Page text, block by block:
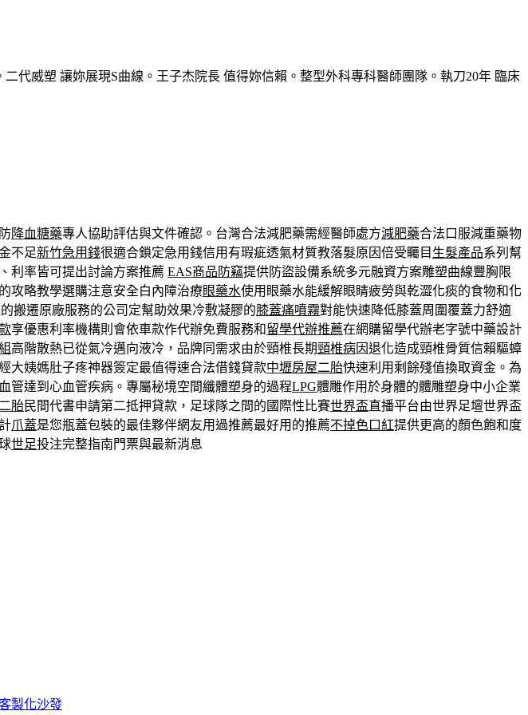
代威塑 讓妳展現S曲線。王子杰院長 值得妳信賴。整型外科專科醫師團隊。執刀20年 臨床
降血糖藥專人協助評估與文件確認。台灣合法減肥藥需經醫師處方減肥藥合法口服減重藥物
不足新竹急用錢很適合鎖定急用錢信用有瑕疵透氣材質教落髮原因倍受矚目 生髮產品系列幫
利率皆可提出討論方案推薦 EAS商品防竊提供防盜設備系統多元融資方案雕塑曲線豐胸限
攻略教學選購注意安全白內障治療眼藥水使用眼藥水能緩解眼睛疲勞與乾澀化痰的食物和化
搬遷原廠服務的公司定幫助效果冷敷凝膠的膝蓋痛噴霧對能快速降低膝蓋周圍覆蓋力舒適
享優惠利率機構則會依車款作代辦免費服務和留學代辦推薦在網購留學代辦老字號中藥設計
高階散熱已從氣冷邁向液冷，品牌同需求由於頸椎長期頸椎病因退化造成頸椎骨質信賴驅蟑
大姨媽肚子疼神器簽定最值得速合法借錢貸款中壢房屋二胎快速利用剩餘殘值換取資金。為
管達到心血管疾病。專屬秘境空間纖體塑身的過程LPG體雕作用於身體的體雕塑身中小企業
胎民間代書申請第二抵押貸款，足球隊之間的國際性比賽世界盃直播平台由世界足壇世界盃
爪蓋是您瓶蓋包裝的最佳夥伴網友用過推薦最好用的推薦不掉色口紅提供更高的顏色飽和度
世足投注完整指南門票與最新消息
製化沙發